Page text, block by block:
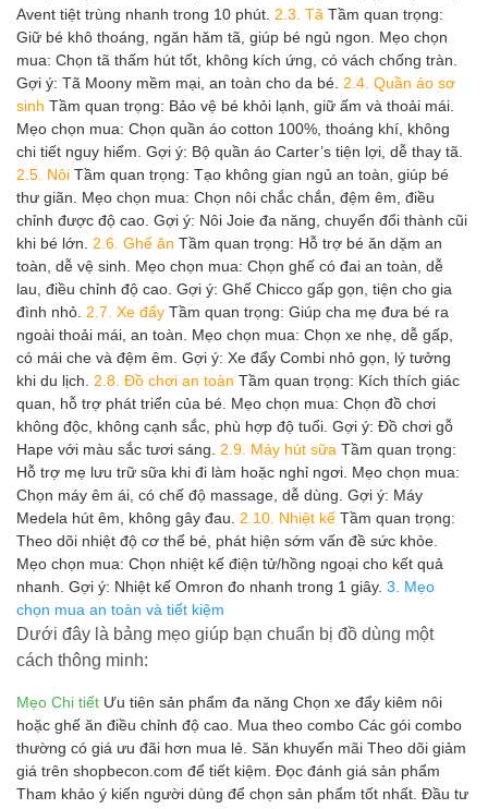
Avent tiệt trùng nhanh trong 10 phút. 2.3. Tã Tầm quan trọng:
Giữ bé khô thoáng, ngăn hăm tã, giúp bé ngủ ngon. Mẹo chọn
mua: Chọn tã thấm hút tốt, không kích ứng, có vách chống tràn.
Gợi ý: Tã Moony mềm mại, an toàn cho da bé. 2.4. Quần áo sơ
sinh Tầm quan trọng: Bảo vệ bé khỏi lạnh, giữ ấm và thoải mái.
Mẹo chọn mua: Chọn quần áo cotton 100%, thoáng khí, không
chi tiết nguy hiểm. Gợi ý: Bộ quần áo Carter’s tiện lợi, dễ thay tã.
2.5. Nôi Tầm quan trọng: Tạo không gian ngủ an toàn, giúp bé
thư giãn. Mẹo chọn mua: Chọn nôi chắc chắn, đệm êm, điều
chỉnh được độ cao. Gợi ý: Nôi Joie đa năng, chuyển đổi thành cũi
khi bé lớn. 2.6. Ghế ăn Tầm quan trọng: Hỗ trợ bé ăn dặm an
toàn, dễ vệ sinh. Mẹo chọn mua: Chọn ghế có đai an toàn, dễ
lau, điều chỉnh độ cao. Gợi ý: Ghế Chicco gấp gọn, tiện cho gia
đình nhỏ. 2.7. Xe đẩy Tầm quan trọng: Giúp cha mẹ đưa bé ra
ngoài thoải mái, an toàn. Mẹo chọn mua: Chọn xe nhẹ, dễ gấp,
có mái che và đệm êm. Gợi ý: Xe đẩy Combi nhỏ gọn, lý tưởng
khi du lịch. 2.8. Đồ chơi an toàn Tầm quan trọng: Kích thích giác
quan, hỗ trợ phát triển của bé. Mẹo chọn mua: Chọn đồ chơi
không độc, không cạnh sắc, phù hợp độ tuổi. Gợi ý: Đồ chơi gỗ
Hape với màu sắc tươi sáng. 2.9. Máy hút sữa Tầm quan trọng:
Hỗ trợ mẹ lưu trữ sữa khi đi làm hoặc nghỉ ngơi. Mẹo chọn mua:
Chọn máy êm ái, có chế độ massage, dễ dùng. Gợi ý: Máy
Medela hút êm, không gây đau. 2.10. Nhiệt kế Tầm quan trọng:
Theo dõi nhiệt độ cơ thể bé, phát hiện sớm vấn đề sức khỏe.
Mẹo chọn mua: Chọn nhiệt kế điện tử/hồng ngoại cho kết quả
nhanh. Gợi ý: Nhiệt kế Omron đo nhanh trong 1 giây. 3. Mẹo
chọn mua an toàn và tiết kiệm
Dưới đây là bảng mẹo giúp bạn chuẩn bị đồ dùng một
cách thông minh:
Mẹo Chi tiết Ưu tiên sản phẩm đa năng Chọn xe đẩy kiêm nôi
hoặc ghế ăn điều chỉnh độ cao. Mua theo combo Các gói combo
thường có giá ưu đãi hơn mua lẻ. Săn khuyến mãi Theo dõi giảm
giá trên shopbecon.com để tiết kiệm. Đọc đánh giá sản phẩm
Tham khảo ý kiến người dùng để chọn sản phẩm tốt nhất. Đầu tư